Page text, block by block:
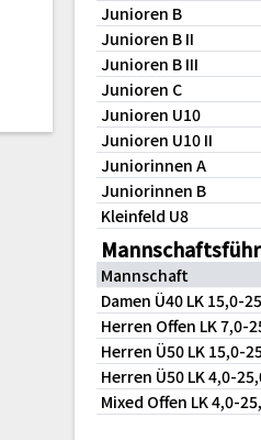
Junioren B
Junioren B II
Junioren B III
Junioren C
Junioren U10
Junioren U10 II
Juniorinnen A
Juniorinnen B
Kleinfeld U8
Mannschaft
Damen Ü40 LK 15,0-
Herren Offen LK 7,0-
Herren Ü50 LK 15,0-
Herren Ü50 LK 4,0-
Mixed Offen LK 4,0-